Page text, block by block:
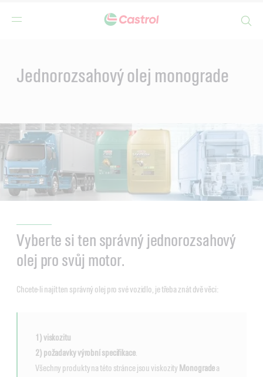
Jednorozsahový olej monograde
Vyberte si ten správný jednorozsahový
olej pro svůj motor.
Chcete-li najít ten správný olej pro své vozidlo, je třeba znát dvě věci:
1) viskozitu
2) požadavky výrobní specifikace.
Všechny produkty na této stránce jsou viskozity Monogradea